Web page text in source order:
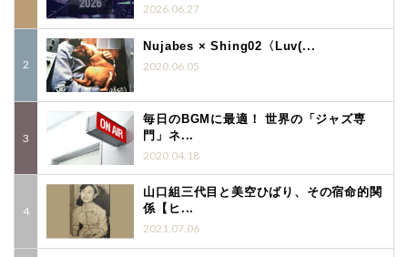
2026.06.27
Nujabes × Shing02〈Luv(...
2020.06.05
毎日のBGMに最適！ 世界の「ジャズ専
門」ネ...
2020.04.18
山口組三代目と美空ひばり、その宿命的関
係【ヒ...
2021.07.06